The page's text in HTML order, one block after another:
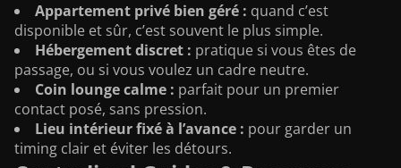
Appartement privé bien géré : quand c’est
disponible et sûr, c’est souvent le plus simple.
Hébergement discret : pratique si vous êtes de
passage, ou si vous voulez un cadre neutre.
Coin lounge calme : parfait pour un premier
contact posé, sans pression.
Lieu intérieur fixé à l’avance : pour garder un
timing clair et éviter les détours.